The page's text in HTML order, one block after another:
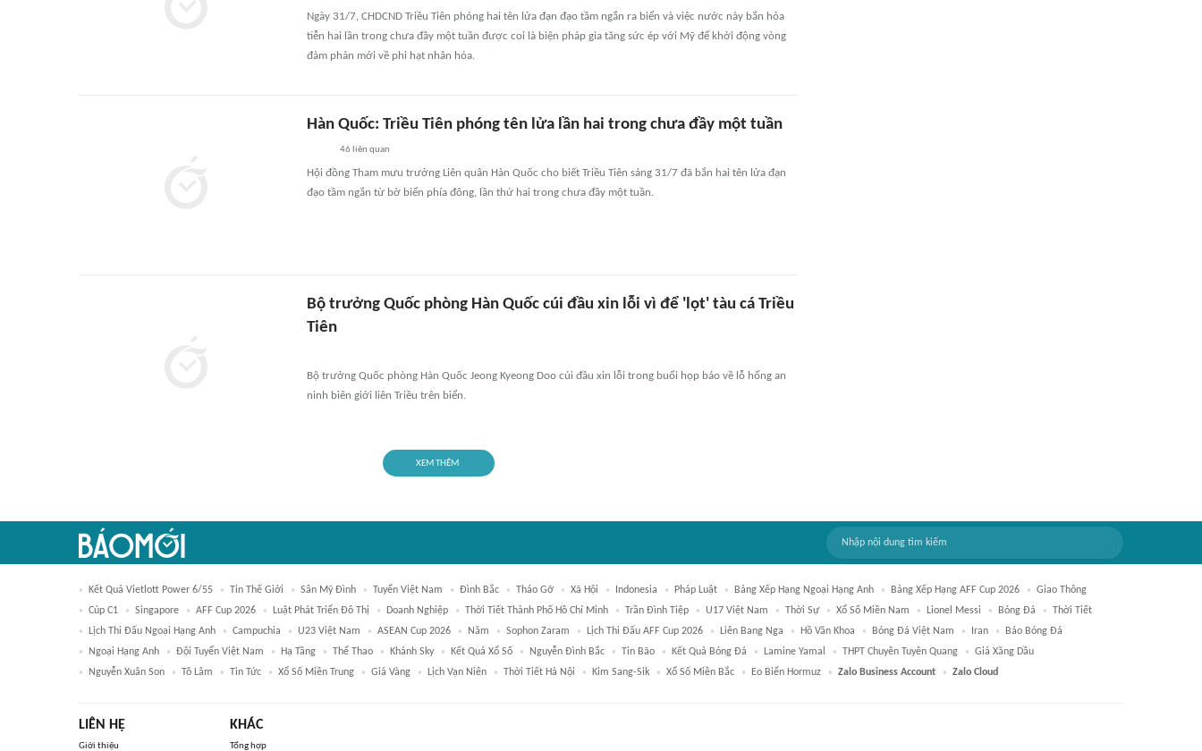
Ngày 31/7, CHDCND Triều Tiên phóng hai tên lửa đạn đạo tầm ngắn ra biển và việc nước này bắn hỏa
tiễn hai lần trong chưa đầy một tuần được coi là biện pháp gia tăng sức ép với Mỹ để khởi động vòng
đàm phán mới về phi hạt nhân hóa.
Hàn Quốc: Triều Tiên phóng tên lửa lần hai trong chưa đầy một tuần
46 liên quan
Hội đồng Tham mưu trưởng Liên quân Hàn Quốc cho biết Triều Tiên sáng 31/7 đã bắn hai tên lửa đạn
đạo tầm ngắn từ bờ biển phía đông, lần thứ hai trong chưa đầy một tuần.
Bộ trưởng Quốc phòng Hàn Quốc cúi đầu xin lỗi vì để 'lọt' tàu cá Triều
Tiên
Bộ trưởng Quốc phòng Hàn Quốc Jeong Kyeong Doo cúi đầu xin lỗi trong buổi họp báo về lỗ hổng an
ninh biên giới liên Triều trên biển.
XEM THÊM
Kết Quả Vietlott Power 6/55 Tin Thế Giới Sân Mỹ Đình Tuyển Việt Nam Đình Bắc Tháo Gỡ Xã Hội Indonesia Pháp Luật Bảng Xếp Hạng Ngoại Hạng Anh Bảng Xếp Hạng AFF Cup 2026
Giao Thông
Cúp C1
Singapore AFF Cup 2026 Luật Phát Triển Đô Thị Doanh Nghiệp Thời Tiết Thành Phố Hồ Chí Minh Trần Đình Tiệp U17 Việt Nam Thời Sự Xổ Số Miền Nam Lionel Messi Bóng Đá
Thời Tiết
Lịch Thi Đấu Ngoại Hạng Anh
Campuchia U23 Việt Nam ASEAN Cup 2026 Năm Sophon Zaram Lịch Thi Đấu AFF Cup 2026 Liên Bang Nga Hồ Văn Khoa Bóng Đá Việt Nam Iran
Báo Bóng Đá
Ngoại Hạng Anh
Đội Tuyển Việt Nam Hạ Tầng Thể Thao Khánh Sky Kết Quả Xổ Số Nguyễn Đình Bắc Tin Bão Kết Quả Bóng Đá Lamine Yamal THPT Chuyên Tuyên Quang
Giá Xăng Dầu
Nguyễn Xuân Son
Tô Lâm Tin Tức Xổ Số Miền Trung Giá Vàng Lịch Vạn Niên Thời Tiết Hà Nội Kim Sang-Sik Xổ Số Miền Bắc Eo Biển Hormuz Zalo Business Account Zalo Cloud
LIÊN HỆ
Giới thiệu
KHÁC
Tổng hợp